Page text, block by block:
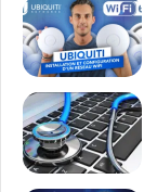
m
a